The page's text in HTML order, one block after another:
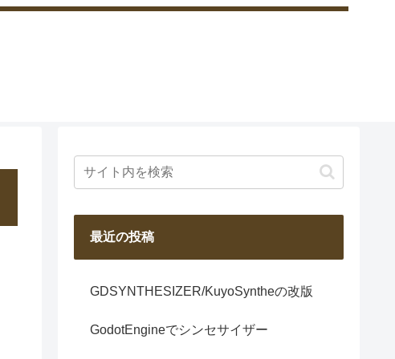
最近の投稿
GDSYNTHESIZER/KuyoSyntheの改版
GodotEngineでシンセサイザー